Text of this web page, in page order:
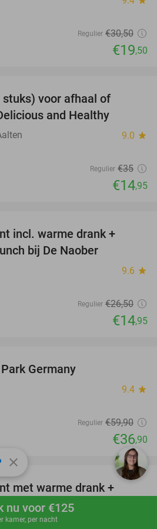
Boek nu
nu voor €125
kamer, per nacht
Regulier €30,50
€19,50
stuks) voor afhaal of
and Healthy
9.0 star
Regulier €35
€14,95
incl. warme drank +
bij De Naober
9.6 star
Regulier €26,50
€14,95
Germany
9.4 star
Regulier €59,90
€36,90
58%
favorite_border
met warme drank +
close